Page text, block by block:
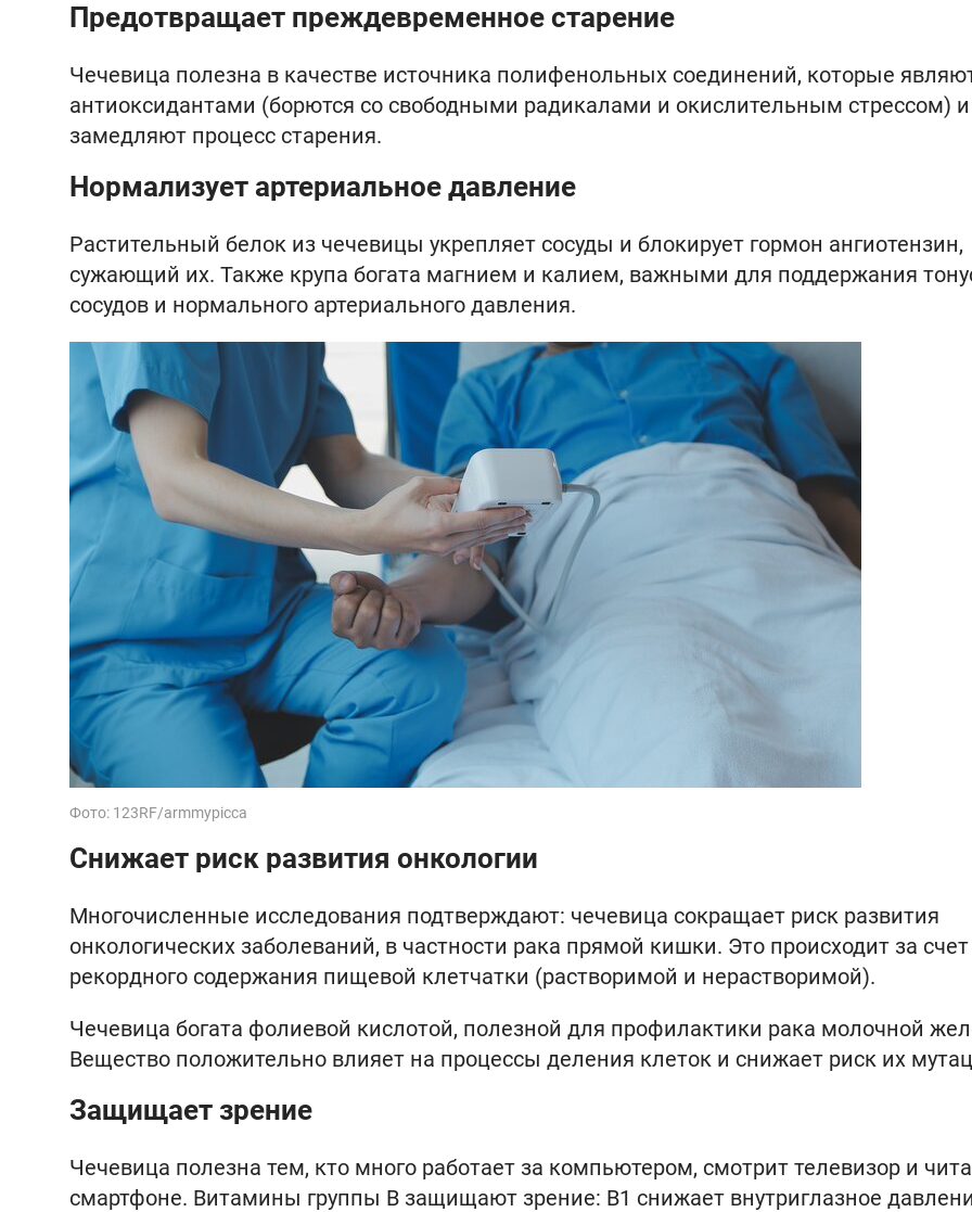
Предотвращает преждевременное старение
Чечевица полезна в качестве источника полифенольных соединений, которые
антиоксидантами (борются со свободными радикалами и окислительным стрессом) и
замедляют процесс старения.
Нормализует артериальное давление
Растительный белок из чечевицы укрепляет сосуды и блокирует гормон ангиотензин,
сужающий их. Также крупа богата магнием и калием, важными для поддержания
сосудов и нормального артериального давления.
Фото: 123RF/armmypicca
Снижает риск развития онкологии
Многочисленные исследования подтверждают: чечевица сокращает риск развития
онкологических заболеваний, в частности рака прямой кишки. Это происходит за счет
рекордного содержания пищевой клетчатки (растворимой и нерастворимой).
Чечевица богата фолиевой кислотой, полезной для профилактики рака молочной
Вещество положительно влияет на процессы деления клеток и снижает риск их
Защищает зрение
Чечевица полезна тем, кто много работает за компьютером, смотрит телевизор и
смартфоне. Витамины группы B защищают зрение: B1 снижает внутриглазное